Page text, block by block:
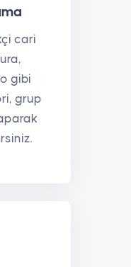
cari
gibi
grup